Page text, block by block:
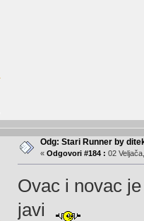
Odg: Stari Runner by
« Odgovori #184 : 02
Ovac i novac
javi